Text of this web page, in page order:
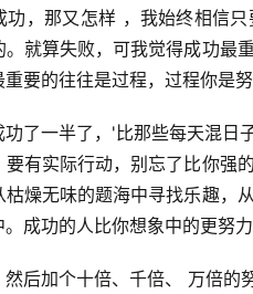
功，那又怎样 ，我始终相信
就算失败，可我觉得成功最
要的往往是过程，过程你是
了一半了，'比那些每天混日
有实际行动，别忘了比你强
枯燥无味的题海中寻找乐趣，
成功的人比你想象中的更努力
后加个十倍、千倍、 万倍的